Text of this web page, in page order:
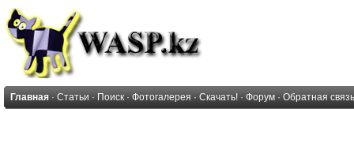
Главная · Статьи · Поиск · Фотогалерея · Скачать! · Форум · Обратная связь